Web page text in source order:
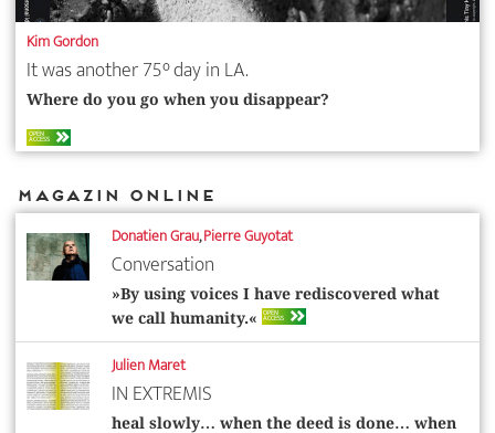
Kim Gordon
It was another 75° day in LA.
Where do you go when you disappear?
OPEN
ACCESS
Magazin Online
Donatien Grau,Pierre Guyotat
Conversation
»By using voices I have rediscovered what
we call humanity.«
OPEN
ACCESS
Julien Maret
IN EXTREMIS
heal slowly… when the deed is done… when